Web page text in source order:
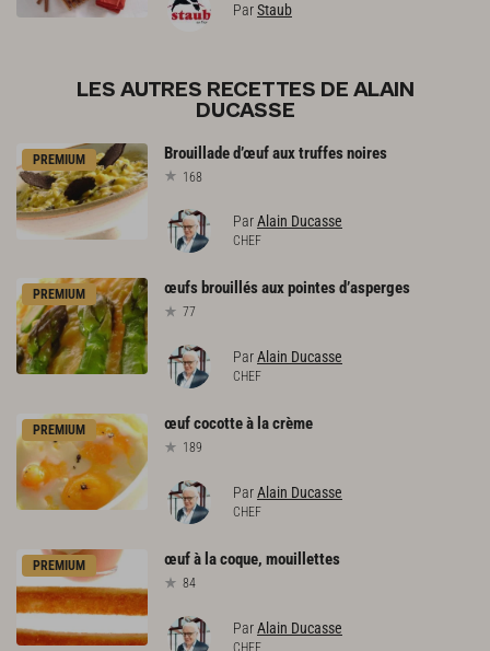
ParStaub
LES AUTRES RECETTES DE ALAIN
DUCASSE
PREMIUM Brouilladed’œufauxtruffesnoires
168
ParAlain Ducasse
CHEF
PREMIUM œufs brouillésauxpointesd’asperges
77
ParAlain Ducasse
CHEF
PREMIUM œufcocotteà lacrème
189
ParAlain Ducasse
CHEF
PREMIUM œufà lacoque, mouillettes
84
ParAlain Ducasse
CHEF